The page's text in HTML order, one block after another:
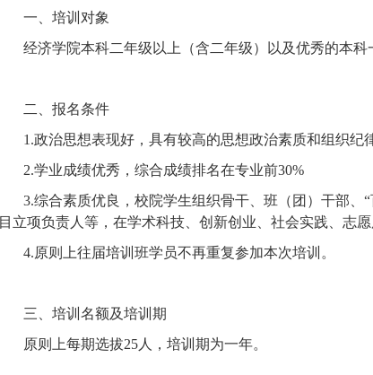
一、培训对象
经济学院本科二年级以上（含二年级）以及优秀的本科
二、报名条件
1.政治思想表现好，具有较高的思想政治素质和组织纪
2.学业成绩优秀，综合成绩排名在专业前30%
3.综合素质优良，校院学生组织骨干、班（团）干部、 “
目立项负责人等，在学术科技、创新创业、社会实践、志
4.原则上往届培训班学员不再重复参加本次培训。
三、培训名额及培训期
原则上每期选拔25 人，培训期为一年。